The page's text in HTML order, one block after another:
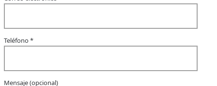
Teléfono *
Mensaje (opcional)